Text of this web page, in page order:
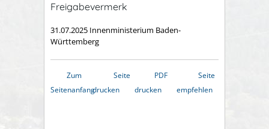
Freigabevermerk
31.07.2025 Innenministerium Baden-
Württemberg
Zum
Seitenanfang
Seite
drucken
PDF
drucken
Seite
empfehlen